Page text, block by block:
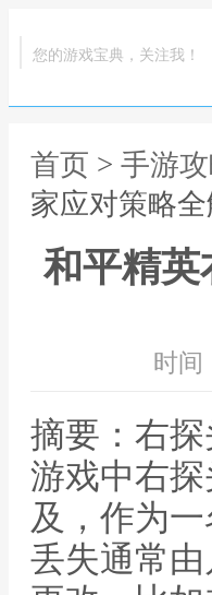
您的游戏宝典，关注我！
首页 > 手游
家应对策略
和平精英
时间
摘要：右
游戏中右
及，作为
丢失通常